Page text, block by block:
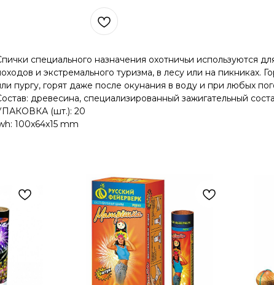
специального назначения охотничьи используются
и экстремального туризма, в лесу или на пикниках.
пургу, горят даже после окунания в воду и при любых
древесина, специализированный зажигательный
(шт.): 20
100x64x15 mm